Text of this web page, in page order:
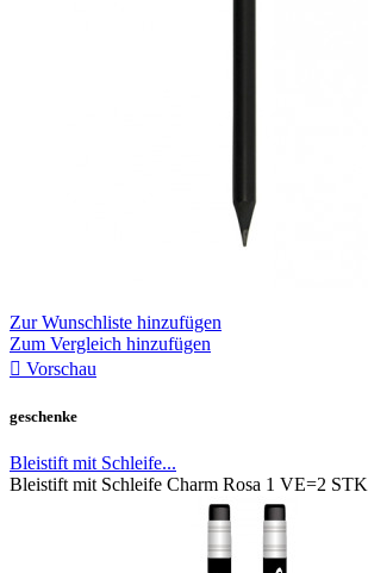
Zur Wunschliste hinzufügen
Zum Vergleich hinzufügen
 Vorschau
geschenke
Bleistift mit Schleife...
Bleistift mit Schleife Charm Rosa 1 VE=2 STK